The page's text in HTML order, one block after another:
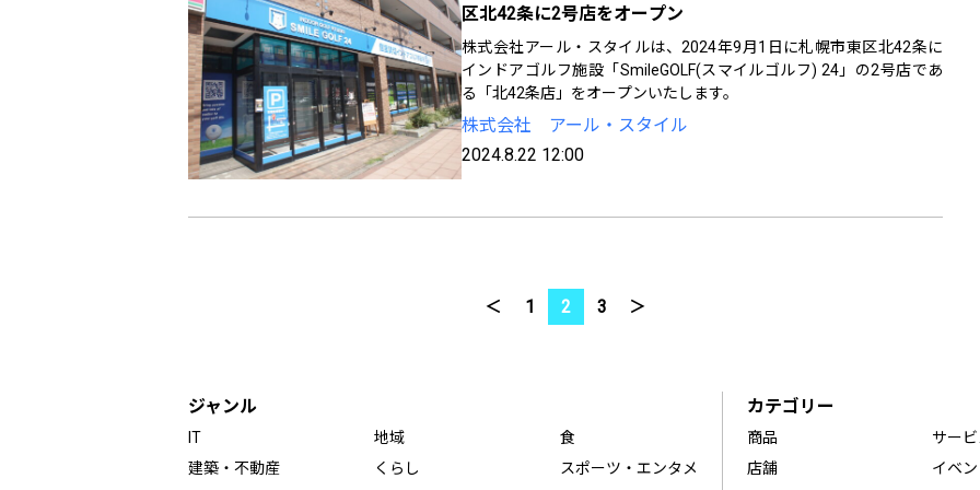
区北42条に2号店をオープン
株式会社アール・スタイルは、2024年9月1日に札幌市東区北42条に
インドアゴルフ施設「SmileGOLF(スマイルゴルフ) 24」の2号店であ
る「北42条店」をオープンいたします。
株式会社 アール・スタイル
2024.8.22 12:00
＜ 1 2 3 ＞
ジャンル
IT
建築・不動産
地域
くらし
食
スポーツ・エンタメ
カテゴリー
商品
店舗
サー
イベ